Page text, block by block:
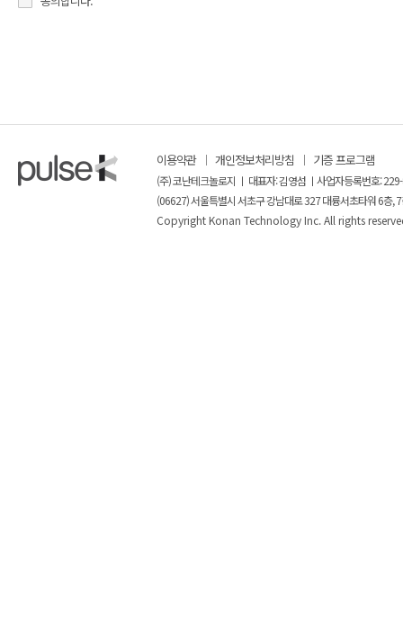
이용약관 개인정보처리방침 기증 프로그램
(주) 코난테크놀로지 ㅣ 대표자: 김영섬 ㅣ사업자등록번호:
(06627) 서울특별시 서초구 강남대로 327 대륭서초타워 6층,
Copyright Konan Technology Inc. All rights